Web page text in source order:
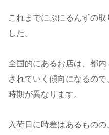
これまでにぷにるんずの
した。
全国的にあるお店は、都
されていく傾向になるの
時期が異なります。
入荷日に時差はあるもの